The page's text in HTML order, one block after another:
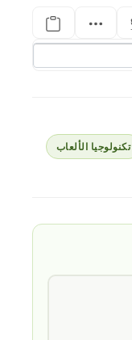
تكنولوجيا الألعاب